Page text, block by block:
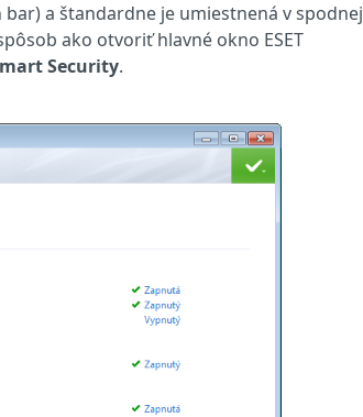
a štandardne je umiestnená v spodnej
ako otvoriť hlavné okno ESET
Security.